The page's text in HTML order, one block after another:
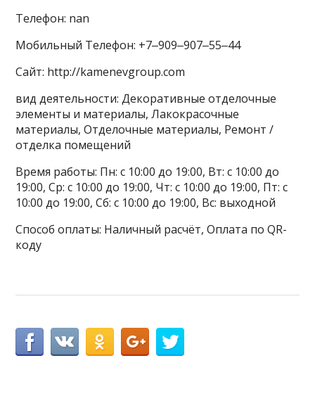
Телефон: nan
Мобильный Телефон: +7‒909‒907‒55‒44
Сайт: http://kamenevgroup.com
вид деятельности: Декоративные отделочные
элементы и материалы, Лакокрасочные
материалы, Отделочные материалы, Ремонт /
отделка помещений
Время работы: Пн: с 10:00 до 19:00, Вт: с 10:00 до
19:00, Ср: с 10:00 до 19:00, Чт: с 10:00 до 19:00, Пт: с
10:00 до 19:00, Сб: с 10:00 до 19:00, Вс: выходной
Способ оплаты: Наличный расчёт, Оплата по QR-
коду